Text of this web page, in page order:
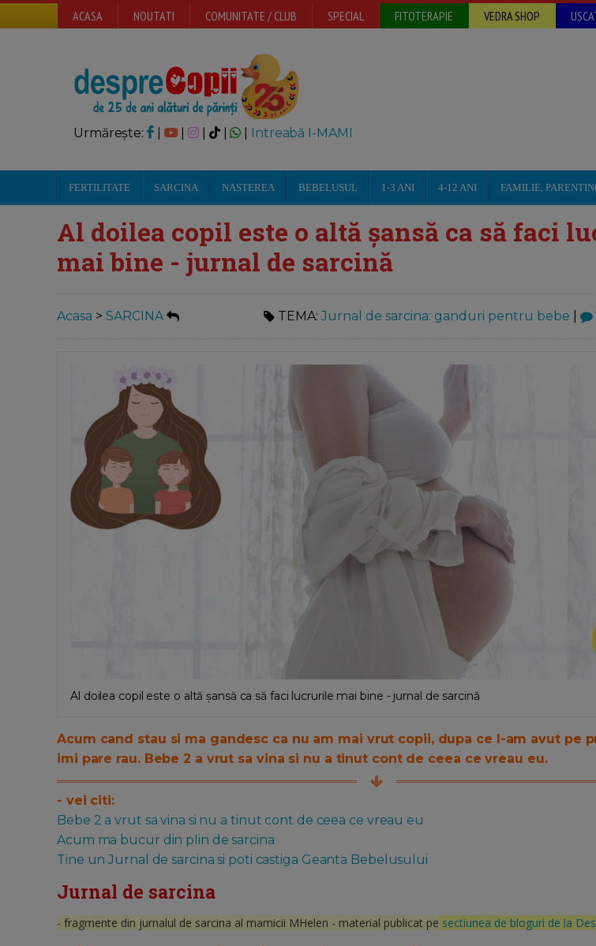
ACASA NOUTATI COMUNITATE / CLUB SPECIAL FITOTERAPIE VEDRA SHOP
Urmărește: | | Intreabă I-MAMI
FERTILITATE SARCINA NASTEREA BEBELUSUL 1-3 ANI 4-12 ANI FAMILIE,
Al doilea copil este o altă șansă ca să faci
mai bine - jurnal de sarcină
Acasa > SARCINA TEMA: Jurnal de sarcina: ganduri pentru bebe
Al doilea copil este o altă șansă ca să faci lucrurile mai bine - jurnal de sarcină
Acum cand stau si ma gandesc ca nu am mai vrut copii, dupa ce l-am avut pe
imi pare rau. Bebe 2 a vrut sa vina si nu a tinut cont de ceea ce vreau eu.
- vei citi:
Bebe 2 a vrut sa vina si nu a tinut cont de ceea ce vreau eu
Acum ma bucur din plin de sarcina
Tine un Jurnal de sarcina si poti castiga Geanta Bebelusului
Jurnal de sarcina
- fragmente din jurnalul de sarcina al mamicii MHelen - material publicat pe sectiunea de bloguri de la